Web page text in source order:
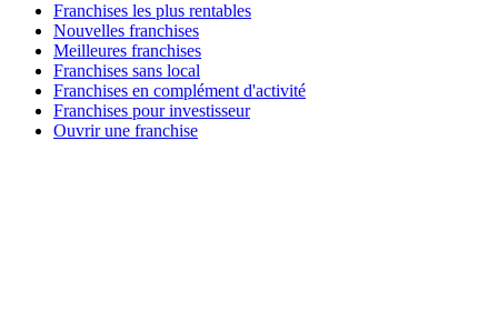
Franchises les plus rentables
Nouvelles franchises
Meilleures franchises
Franchises sans local
Franchises en complément d'activité
Franchises pour investisseur
Ouvrir une franchise